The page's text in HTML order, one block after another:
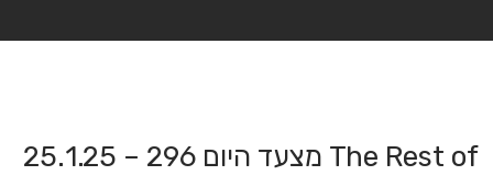
The Rest of מצעד היום 296 – 25.1.25